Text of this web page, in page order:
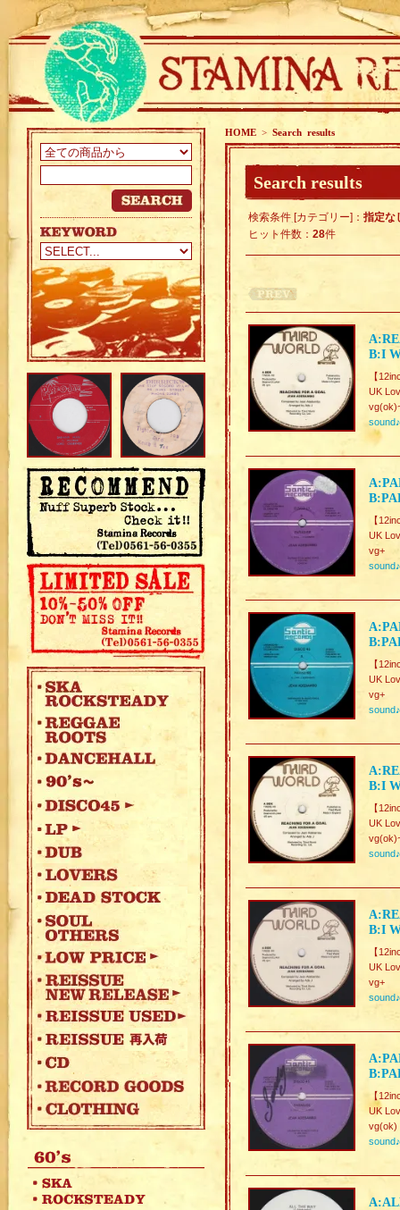
HOME > Search results
Search results
検索条件 [カテゴリー]： 指定な
ヒット件数： 28件
B:I
【
UK
sound♪
【
UK
vg+
sound♪
【
UK
vg+
sound♪
B:I
【
UK
sound♪
B:I
【
UK
vg+
sound♪
【
UK
vg(ok)
sound♪